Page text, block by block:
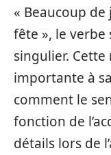
« Beaucoup
fête », le verbe
singulier.
importante à
comment le
fonction de
détails lors de